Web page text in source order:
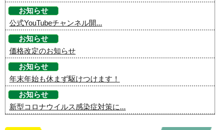
お知らせ
公式YouTubeチャンネル開...
お知らせ
価格改定のお知らせ
お知らせ
年末年始も休まず駆けつけます！
お知らせ
新型コロナウイルス感染症対策に...